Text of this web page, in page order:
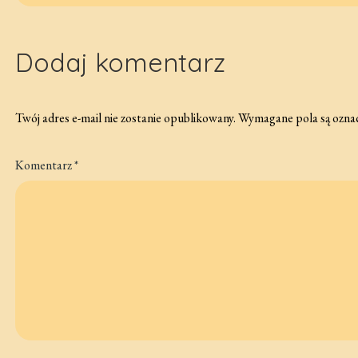
Dodaj komentarz
Twój adres e-mail nie zostanie opublikowany.Wymagane pola są
Komentarz*